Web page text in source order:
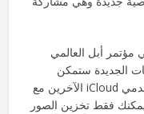
مؤتمر أبل العالمي
يونيو . الاضافات الجديدة ستمكن
المستخدمين من مشاركة الصور مع مستخدمي iCloud الآخرين مع
يمكنك فقط تخزين الصور